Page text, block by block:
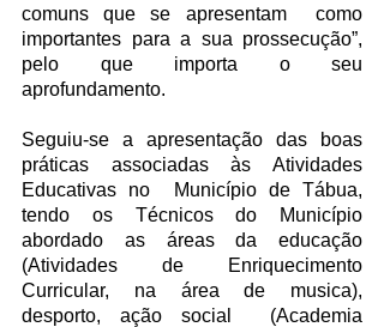
comuns que se apresentam  como
importantes para a sua prossecução”,
pelo que importa o seu
aprofundamento.
Seguiu-se a apresentação das boas
práticas associadas às Atividades
Educativas no  Município de Tábua,
tendo os Técnicos do Município
abordado as áreas da educação
(Atividades de Enriquecimento
Curricular, na área de musica),
desporto, ação social  (Academia